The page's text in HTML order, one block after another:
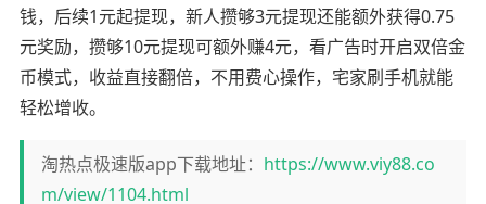
钱，后续1元起提现，新人攒够3元提现还能额外获得0.75
元奖励，攒够10元提现可额外赚4元，看广告时开启双倍金
币模式，收益直接翻倍，不用费心操作，宅家刷手机就能
轻松增收。
淘热点极速版app下载地址： https://www.viy88.co
m/view/1104.html